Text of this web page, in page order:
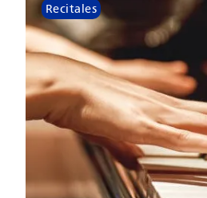
Recitales